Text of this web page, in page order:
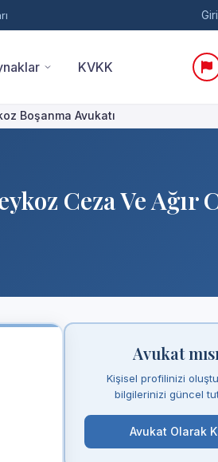
KVKK
Boşanma Avukatı
Ceza Ve Ağır
Avukat
Kişisel profilinizi
bilgilerinizi güncel
Avukat Olarak